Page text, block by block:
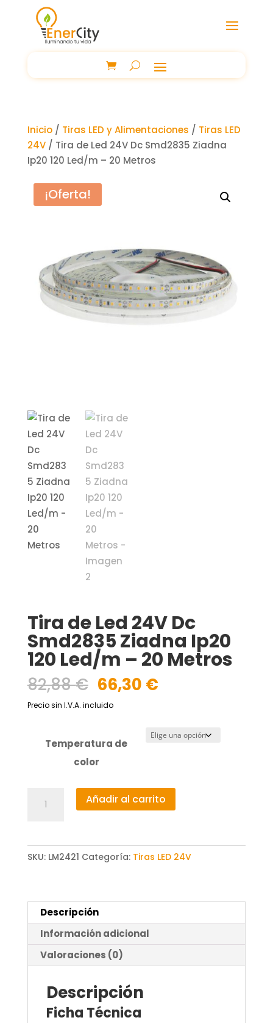
Inicio/ Tiras LED y Alimentaciones / Tiras LED
24V/ Tira de Led 24V Dc Smd2835 Ziadna
Ip20 120 Led/m – 20 Metros
¡Oferta!
Tira de Led 24V Dc
Smd2835 Ziadna Ip20
120 Led/m – 20 Metros
82,88€ El
precio
original
82,88 €.
66,30 €El
es:
66,30 €.
Precio sin I.V.A. incluido
Temperatura de
color
Dc
Ip20
120
Led/m
-
20
cantidad
Añadir al carrito
SKU: LM2421 Categoría: Tiras LED 24V
Descripción
Información adicional
Valoraciones (0)
Descripción
Ficha Técnica